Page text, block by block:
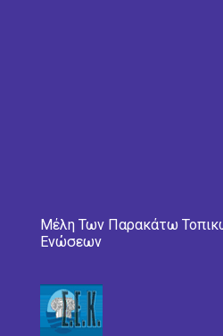
Μέλη Των Παρακάτω
Ενώσεων